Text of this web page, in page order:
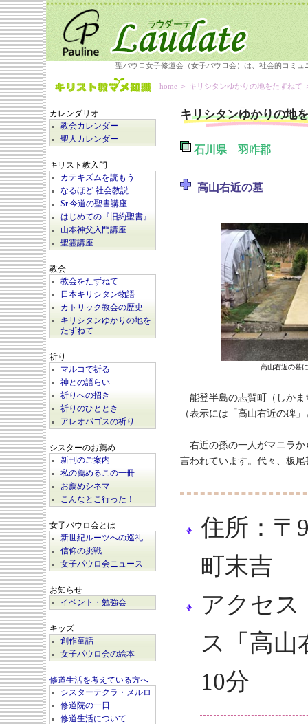
聖パウロ女子修道会（女子パウロ会）は、社会的コミ
カレンダリオ
教会カレンダー
聖人カレンダー
キリスト教入門
カテキズムを読もう
なるほど 社会教説
Sr.今道の聖書講座
はじめての『旧約聖書』
山本神父入門講座
聖霊講座
教会
教会をたずねて
日本キリシタン物語
カトリック教会の歴史
キリシタンゆかりの地を
たずねて
祈り
マルコで祈る
神との語らい
祈りへの招き
祈りのひととき
アレオパゴスの祈り
シスターのお薦め
新刊のご案内
私の薦めるこの一冊
お薦めシネマ
こんなとこ行った！
女子パウロ会とは
新世紀ルーツへの巡礼
信仰の挑戦
女子パウロ会ニュース
お知らせ
イベント・勉強会
キッズ
創作童話
女子パウロ会の絵本
修道生活を考えている方へ
シスターテクラ・メルロ
修道院の一日
修道生活について
home ＞ キリシタンゆかりの地をたずねて
キリシタンゆかりの地
石川県 羽咋郡
高山右近の墓
高山右近の墓
能登半島の志賀町（しか
（表示には「高山右近の碑
右近の孫の一人がマニラか
言われています。代々、板
住所：〒
町末吉
アクセス
ス「高
10分